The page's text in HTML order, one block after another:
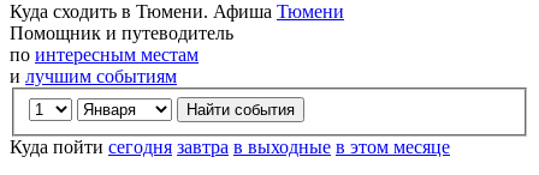
Куда сходить в Тюмени. Афиша Тюмени
Помощник и путеводитель
по интересным местам
и лучшим событиям
Куда пойти сегодня завтра в выходные в этом месяце